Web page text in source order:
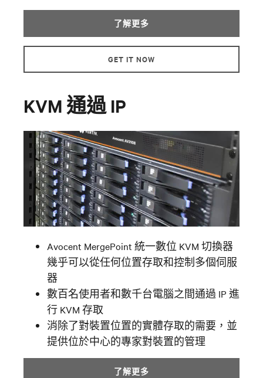
了解更多
GET IT NOW
KVM 通過 IP
Avocent MergePoint 統一數位 KVM 切換器
幾乎可以從任何位置存取和控制多個伺服
器
數百名使用者和數千台電腦之間通過 IP 進
行 KVM 存取
消除了對裝置位置的實體存取的需要，並
提供位於中心的專家對裝置的管理
了解更多